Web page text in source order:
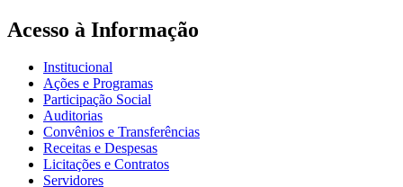
Acesso à Informação
Institucional
Ações e Programas
Participação Social
Auditorias
Convênios e Transferências
Receitas e Despesas
Licitações e Contratos
Servidores